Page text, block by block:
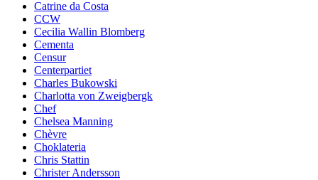
Catrine da Costa
CCW
Cecilia Wallin Blomberg
Cementa
Censur
Centerpartiet
Charles Bukowski
Charlotta von Zweigbergk
Chef
Chelsea Manning
Chèvre
Choklateria
Chris Stattin
Christer Andersson